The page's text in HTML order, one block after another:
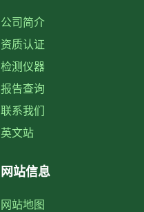
公司简介
资质认证
检测仪器
报告查询
联系我们
英文站
网站信息
网站地图